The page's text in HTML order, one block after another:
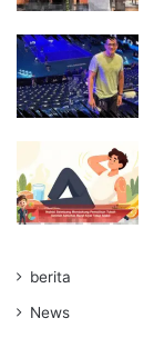
berita
News